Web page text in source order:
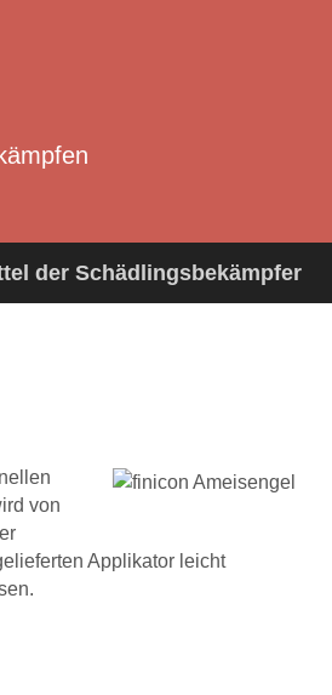
der Schädlingsbekämpfer
von
Applikator leicht